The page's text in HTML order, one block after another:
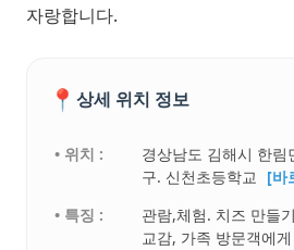
자랑합니다.
📍 상세 위치 정보
• 위치 :
경상남도 김해시 한림
구. 신천초등학교
[바
• 특징 :
관람,체험. 치즈 만들
교감, 가족 방문객에